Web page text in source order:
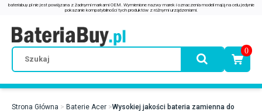
0
Strona Główna Baterie Acer
Wysokiej jakości bateria zamienna do